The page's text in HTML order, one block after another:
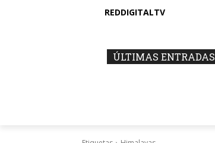
REDDIGITALTV
ÚLTIMAS ENTRADAS